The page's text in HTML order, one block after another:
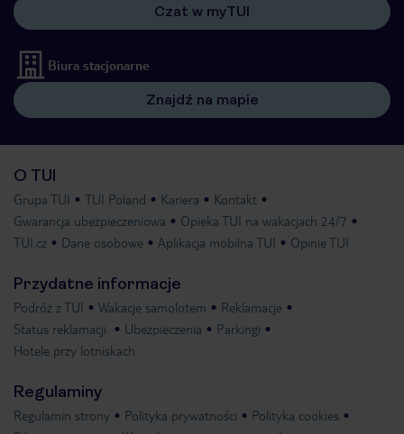
Czat w myTUI
Biura stacjonarne
Znajdź na mapie
O TUI
Grupa TUI TUI Poland Kariera
Kontakt
Gwarancja ubezpieczeniowa
Opieka TUI na wakacjach 24/7
TUI.cz
Dane osobowe Aplikacja mobilna TUI Opinie TUI
Przydatne informacje
Podróż z TUI Wakacje samolotem
Reklamacje
Status reklamacji
Ubezpieczenia
Parkingi
Hotele przy lotniskach
Regulaminy
Regulamin strony Polityka prywatności
Polityka cookies